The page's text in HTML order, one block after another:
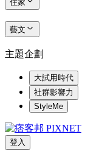
住家
藝文
主題企劃
大試用時代
社群影響力
StyleMe
登入